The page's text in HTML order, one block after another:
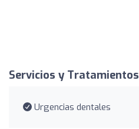
Servicios y Tratamientos
Urgencias dentales